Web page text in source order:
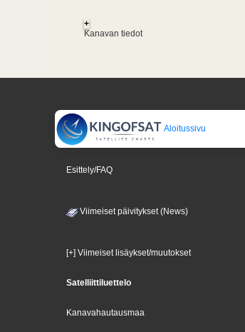
+
Kanavan tiedot
Aloitussivu
Esittely/FAQ
Viimeiset päivitykset (News)
[+] Viimeiset lisäykset/muutokset
Satelliittiluettelo
Kanavahautausmaa